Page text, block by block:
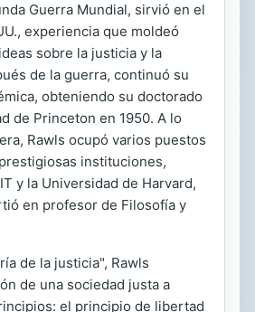
Guerra Mundial, sirvió en el
experiencia que moldeó
sobre la justicia y la
de la guerra, continuó su
obteniendo su doctorado
de Princeton en 1950. A lo
Rawls ocupó varios puestos
instituciones,
y la Universidad de Harvard,
en profesor de Filosofía y
de la justicia", Rawls
de una sociedad justa a
el principio de libertad